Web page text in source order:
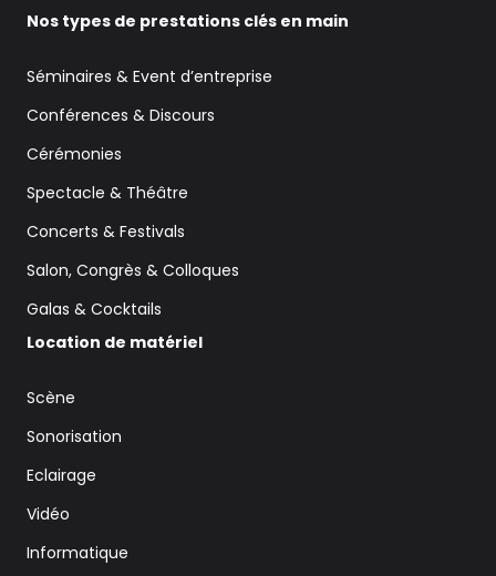
Nos types de prestations clés en main
Séminaires & Event d’entreprise
Conférences & Discours
Cérémonies
Spectacle & Théâtre
Concerts & Festivals
Salon, Congrès & Colloques
Galas & Cocktails
Location de matériel
Scène
Sonorisation
Eclairage
Vidéo
Informatique